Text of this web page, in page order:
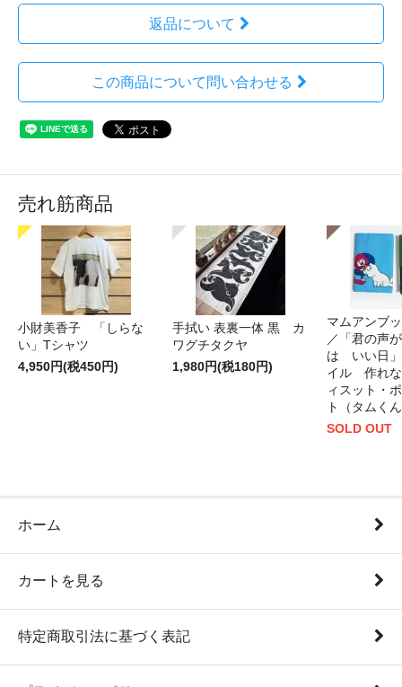
返品について
この商品について問い合わせる
売れ筋商品
小財美香子 「しらな
い」Tシャツ
4,950円(税450円)
手拭い 表裏一体 黒 カ
ワグチタクヤ
1,980円(税180円)
マムアンブ
／「君の声
は いい日」
イル 作れ
ィスット・
ト（タムく
SOLD OUT
ホーム
カートを見る
特定商取引法に基づく表記